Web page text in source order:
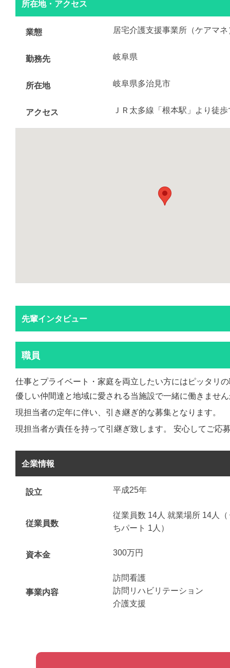
所在地・アクセス
業態 居宅介護支援事業所（ケアマネ
勤務先 岐阜県
所在地 岐阜県多治見市
アクセス ＪＲ太多線「根本駅」より徒
先輩インタビュー
職員
仕事とプライベート・家庭を両立したい方にはピッタリ
優しい仲間達と地域に愛される当施設で一緒に働きませ
現担当者の定年に伴い、引き継ぎ的な募集となります。
現担当者が責任を持って引継ぎ致します。 安心してご応
企業情報
設立 平成25年
従業員数
従業員数 14人 就業場所 14人
ちパート 1人）
資本金 300万円
事業内容
訪問看護
訪問リハビリテーション
介護支援